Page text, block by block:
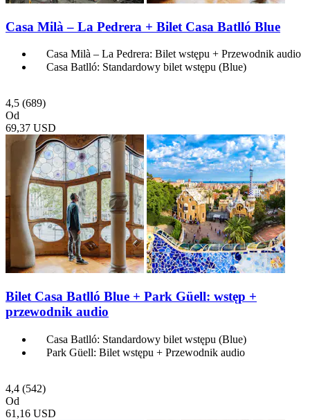
Casa Milà – La Pedrera + Bilet Casa Batlló Blue
Casa Milà – La Pedrera: Bilet wstępu + Przewodnik audio
Casa Batlló: Standardowy bilet wstępu (Blue)
4,5 (689)
Od
69,37 USD
Bilet Casa Batlló Blue + Park Güell: wstęp +
przewodnik audio
Casa Batlló: Standardowy bilet wstępu (Blue)
Park Güell: Bilet wstępu + Przewodnik audio
4,4 (542)
Od
61,16 USD